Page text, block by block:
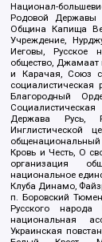
Национал-
Родовой Державы
Община Капища
Учреждение,
Иеговы, Русское
общество, Джамаат
и Карачая, Союз
Благородный
Держава Русь,
Инглистической
Кровь и Честь, О
организация
национальное
Клуба Динамо,
п. Боровский
Русского народа
национальная
Украинская